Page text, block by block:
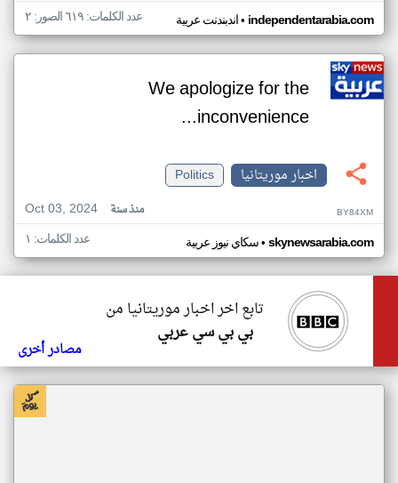
اندبندنت عربية• independentarabia.com عدد الكلمات: ٦١٩ الصور: ٢
We apologize for the
inconvenience...
اخبار موريتانيا
Politics
Oct 03, 2024
منذ سنة BY84XM
سكاي نيوز عربية• skynewsarabia.com عدد الكلمات: ١
تابع اخر اخبار موريتانيا من
بي بي سي عربي
مصادر أخرى